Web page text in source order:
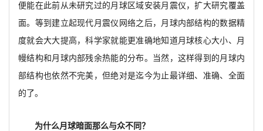
便能在此前从未研究过的月球区域安装月震仪，扩大研究覆盖
面。等到建立起现代月震仪网络之后，月球内部结构的数据精
度就会大大提高，科学家就能更准确地知道月球核心大小、月
幔结构和月球内部残余热能的分布。当然，这样得到的月球内
部结构也依然不完美，但绝对是迄今为止最详细、准确、全面
的了。
为什么月球暗面那么与众不同？